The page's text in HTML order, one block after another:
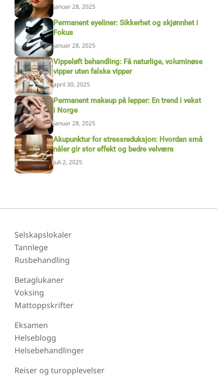
januar 28, 2025
Permanent eyeliner: Sikkerhet og skjønnhet i
Fokus
januar 28, 2025
Vippeløft behandling: Få naturlige, voluminøse
vipper uten falske vipper
april 30, 2025
Permanent makeup på lepper: En trend i vekst
i Norge
januar 28, 2025
Akupunktur for stressreduksjon: Hvordan små
nåler gir stor effekt og bedre velvære
juli 2, 2025
Selskapslokaler
Tannlege
Rusbehandling
Betaglukaner
Voksing
Mattoppskrifter
Eksamen
Helseblogg
Helsebehandlinger
Reiser og turopplevelser